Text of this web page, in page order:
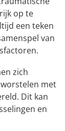
op te
een teken
van
zich
met
Dit kan
en